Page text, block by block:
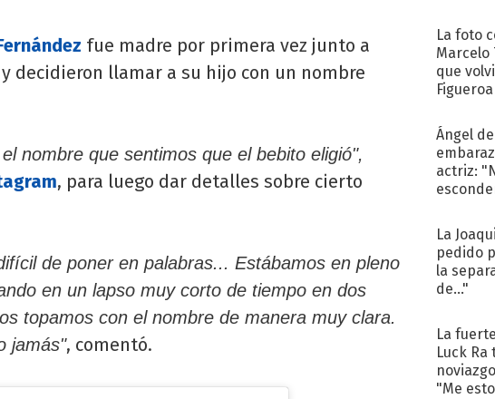
fue madre por primera vez junto a
y decidieron llamar a su hijo con un nombre
nombre que sentimos que el bebito eligió",
, para luego dar detalles sobre cierto
de poner en palabras... Estábamos en pleno
en un lapso muy corto de tiempo en dos
topamos con el nombre de manera muy clara.
jamás", comentó.
La foto
Marcelo
que
Figueroa
Ángel
actriz:
La
pedido
la
de..."
La
Luck
"Me